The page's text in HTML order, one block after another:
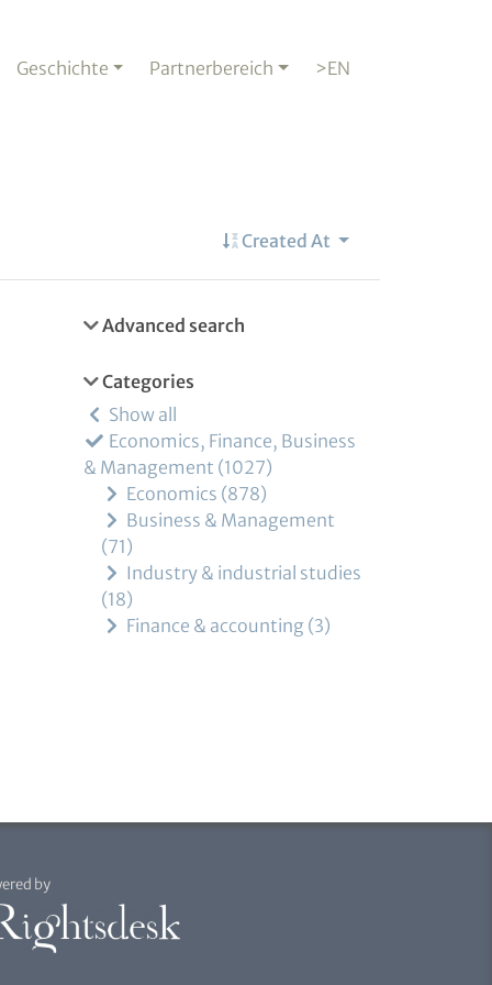
Geschichte Partnerbereich >EN
Created At
Advanced search
Categories
Show all
Economics, Finance, Business
& Management 1027
Economics 878
Business & Management
71
Industry & industrial studies
18
Finance & accounting 3
by